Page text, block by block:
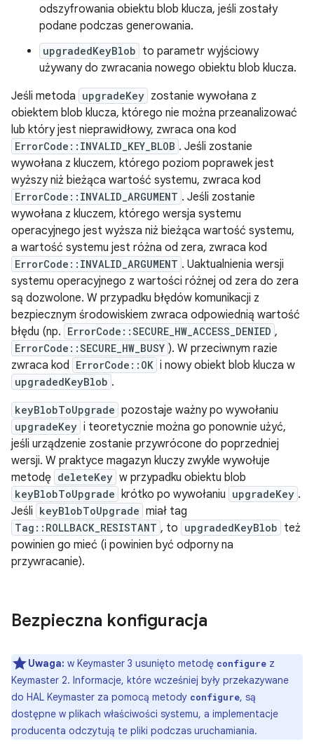
odszyfrowania obiektu blob klucza, jeśli zostały
podane podczas generowania.
upgradedKeyBlob to parametr wyjściowy
używany do zwracania nowego obiektu blob klucza.
Jeśli metoda upgradeKey zostanie wywołana z
obiektem blob klucza, którego nie można przeanalizować
lub który jest nieprawidłowy, zwraca ona kod
ErrorCode::INVALID_KEY_BLOB . Jeśli zostanie
wywołana z kluczem, którego poziom poprawek jest
wyższy niż bieżąca wartość systemu, zwraca kod
ErrorCode::INVALID_ARGUMENT . Jeśli zostanie
wywołana z kluczem, którego wersja systemu
operacyjnego jest wyższa niż bieżąca wartość systemu,
a wartość systemu jest różna od zera, zwraca kod
ErrorCode::INVALID_ARGUMENT . Uaktualnienia wersji
systemu operacyjnego z wartości różnej od zera do zera
są dozwolone. W przypadku błędów komunikacji z
bezpiecznym środowiskiem zwraca odpowiednią wartość
błędu (np. ErrorCode::SECURE_HW_ACCESS_DENIED ,
ErrorCode::SECURE_HW_BUSY ). W przeciwnym razie
zwraca kod ErrorCode::OK i nowy obiekt blob klucza w
upgradedKeyBlob .
keyBlobToUpgrade pozostaje ważny po wywołaniu
upgradeKey i teoretycznie można go ponownie użyć,
jeśli urządzenie zostanie przywrócone do poprzedniej
wersji. W praktyce magazyn kluczy zwykle wywołuje
metodę deleteKey w przypadku obiektu blob
keyBlobToUpgrade krótko po wywołaniu upgradeKey .
Jeśli keyBlobToUpgrade miał tag
Tag::ROLLBACK_RESISTANT , to upgradedKeyBlob też
powinien go mieć (i powinien być odporny na
przywracanie).
Bezpieczna konfiguracja
Uwaga: w Keymaster 3 usunięto metodę configure z
Keymaster 2. Informacje, które wcześniej były przekazywane
do HAL Keymaster za pomocą metody configure, są
dostępne w plikach właściwości systemu, a implementacje
producenta odczytują te pliki podczas uruchamiania.